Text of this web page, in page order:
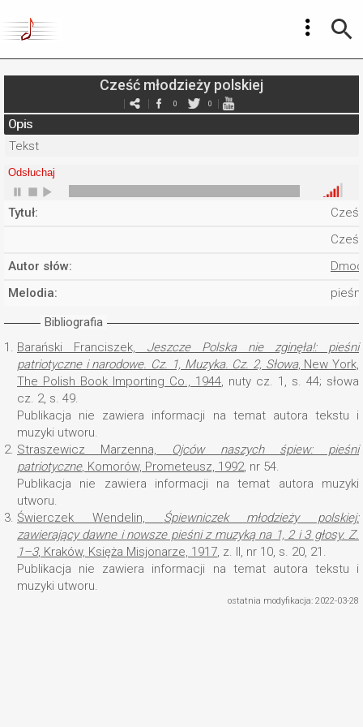
Cześć młodzieży polskiej
0 0
Opis
Tekst
Odsłuchaj
Tytuł:
Autor słów:
Melodia:
Bibliografia
1. Barański Franciszek, Jeszcze Polska nie zginęła!: pieśni
patriotyczne i narodowe. Cz. 1, Muzyka. Cz. 2, Słowa, New York,
The Polish Book Importing Co., 1944, nuty cz. 1, s. 44; słowa
cz. 2, s. 49.
Publikacja nie zawiera informacji na temat autora tekstu i
muzyki utworu.
2. Straszewicz Marzenna, Ojców naszych śpiew: pieśni
patriotyczne, Komorów, Prometeusz, 1992, nr 54.
Publikacja nie zawiera informacji na temat autora muzyki
utworu.
3. Świerczek Wendelin, Śpiewniczek młodzieży polskiej:
zawierający dawne i nowsze pieśni z muzyką na 1, 2 i 3 głosy. Z.
1–3, Kraków, Księża Misjonarze, 1917, z. II, nr 10, s. 20, 21.
Publikacja nie zawiera informacji na temat autora tekstu i
muzyki utworu.
ostatnia modyfikacja: 2022-03-28